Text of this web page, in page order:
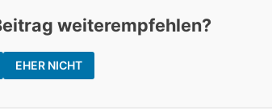
weiterempfehlen?
EHER NICHT